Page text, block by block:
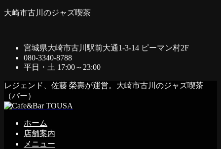
大崎市古川のジャズ喫茶
宮城県大崎市古川駅前大通1-3-14 ピーマン村2F
080-3340-8788
平日・土 17:00～23:00
レジェンド、佐藤 榮壽が運営。大崎市古川のジャズ喫茶
（バー）
ホーム
店舗案内
メニュー